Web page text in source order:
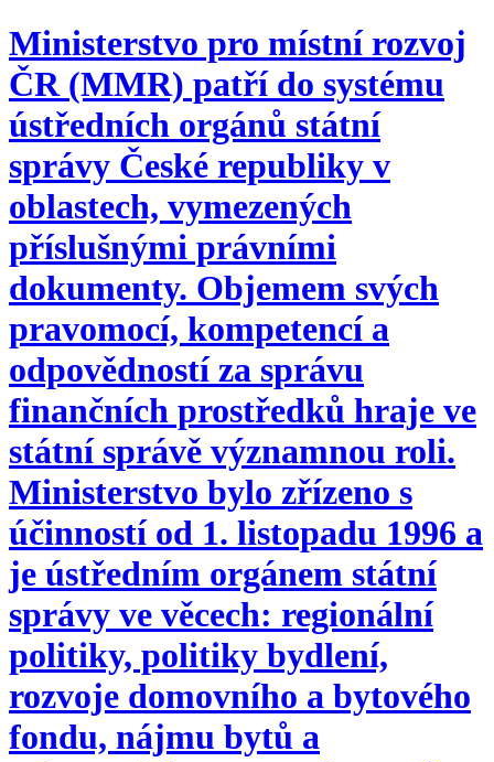
Ministerstvo pro místní rozvoj
ČR (MMR) patří do systému
ústředních orgánů státní
správy České republiky v
oblastech, vymezených
příslušnými právními
dokumenty. Objemem svých
pravomocí, kompetencí a
odpovědností za správu
finančních prostředků hraje ve
státní správě významnou roli.
Ministerstvo bylo zřízeno s
účinností od 1. listopadu 1996 a
je ústředním orgánem státní
správy ve věcech: regionální
politiky, politiky bydlení,
rozvoje domovního a bytového
fondu, nájmu bytů a